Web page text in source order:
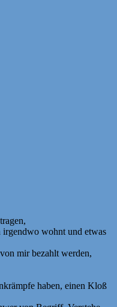
irgendwo wohnt und etwas
mir bezahlt werden,
haben, einen Kloß